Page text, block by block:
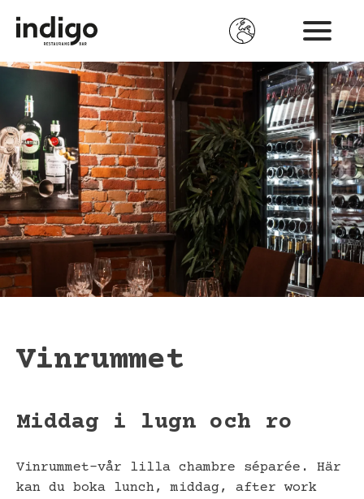
Hoppa
till
huvudinnehåll
Vinrummet
Middag i lugn och ro
Vinrummet-vår lilla chambre séparée. Här
kan du boka lunch, middag, after work